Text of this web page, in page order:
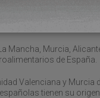
que edita anualmente
Cruz alcanzó unas
Mancha, Murcia,
de España.
Valenciana y Murcia
tienen su